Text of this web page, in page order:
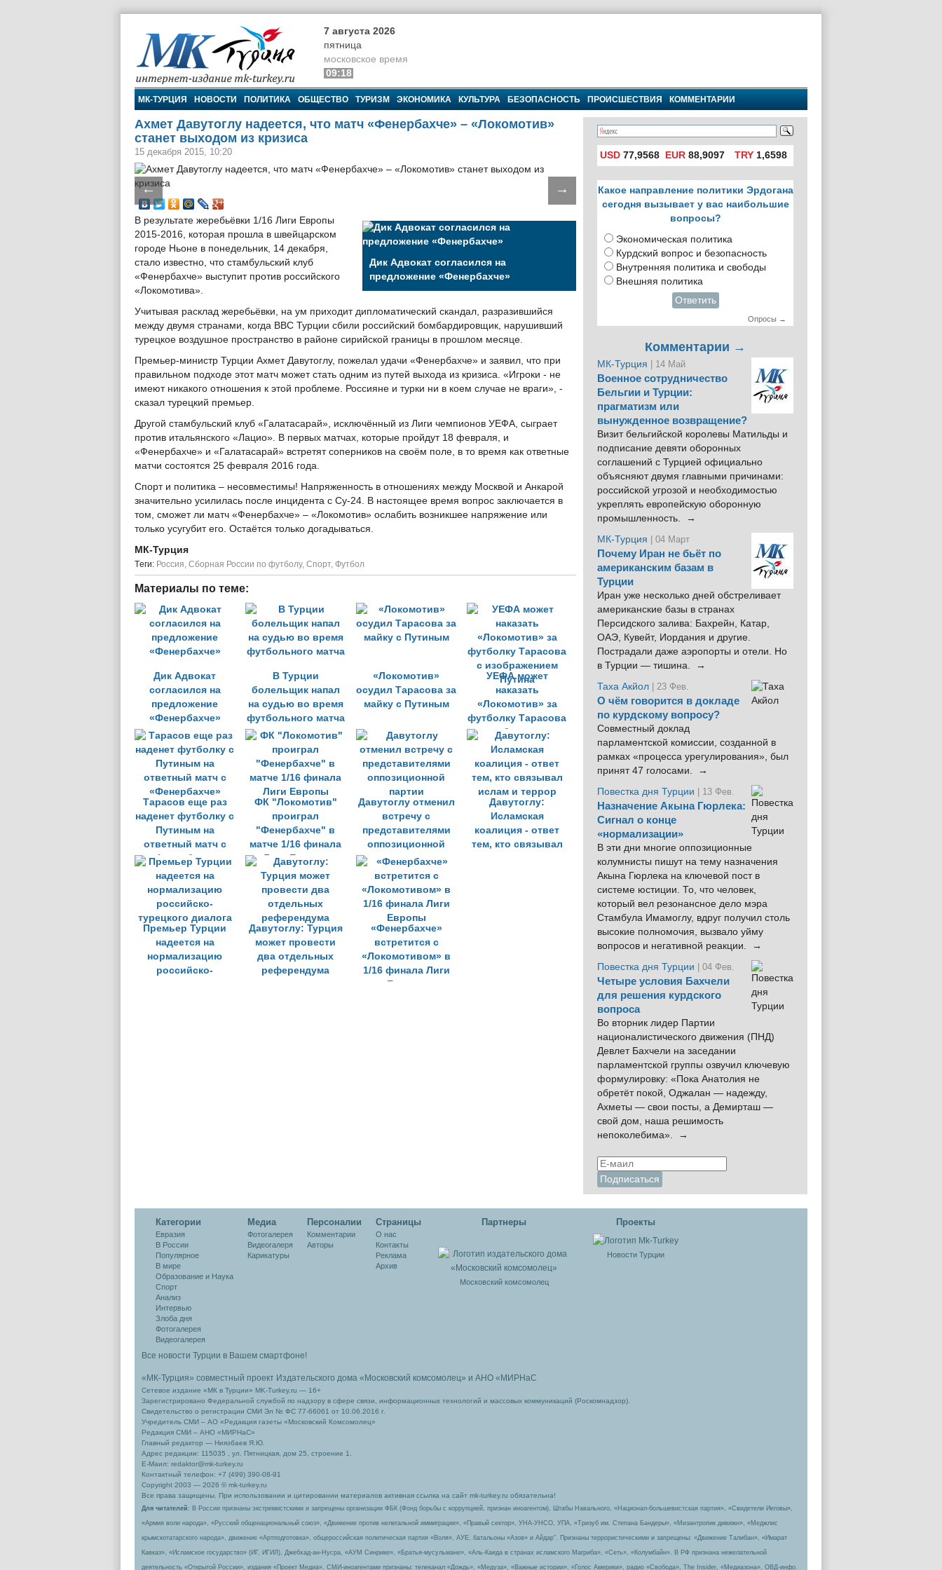
МК-Турция
7 августа 2026
пятница
московское время
09:18
МК-ТУРЦИЯ НОВОСТИ ПОЛИТИКА ОБЩЕСТВО ТУРИЗМ ЭКОНОМИКА КУЛЬТУРА БЕЗОПАСНОСТЬ ПРОИСШЕСТВИЯ КОММЕНТАРИИ
Ахмет Давутоглу надеется, что матч «Фенербахче» – «Локомотив»
станет выходом из кризиса
15 декабря 2015, 10:20
← →
Дик Адвокат согласился на
предложение «Фенербахче»
В результате жеребьёвки 1/16 Лиги Европы
2015-2016, которая прошла в швейцарском
городе Ньоне в понедельник, 14 декабря,
стало известно, что стамбульский клуб
«Фенербахче» выступит против российского
«Локомотива».
Учитывая расклад жеребьёвки, на ум приходит дипломатический скандал, разразившийся
между двумя странами, когда ВВС Турции сбили российский бомбардировщик, нарушивший
турецкое воздушное пространство в районе сирийской границы в прошлом месяце.
Премьер-министр Турции Ахмет Давутоглу, пожелал удачи «Фенербахче» и заявил, что при
правильном подходе этот матч может стать одним из путей выхода из кризиса. «Игроки - не
имеют никакого отношения к этой проблеме. Россияне и турки ни в коем случае не враги», -
сказал турецкий премьер.
Другой стамбульский клуб «Галатасарай», исключённый из Лиги чемпионов УЕФА, сыграет
против итальянского «Лацио». В первых матчах, которые пройдут 18 февраля, и
«Фенербахче» и «Галатасарай» встретят соперников на своём поле, в то время как ответные
матчи состоятся 25 февраля 2016 года.
Спорт и политика – несовместимы! Напряженность в отношениях между Москвой и Анкарой
значительно усилилась после инцидента с Су-24. В настоящее время вопрос заключается в
том, сможет ли матч «Фенербахче» – «Локомотив» ослабить возникшее напряжение или
только усугубит его. Остаётся только догадываться.
МК-Турция
Tеги: Россия, Сборная России по футболу, Спорт, Футбол
Материалы по теме:
Дик Адвокат
согласился на
предложение
«Фенербахче»
В Турции
болельщик напал
на судью во время
футбольного матча
«Локомотив»
осудил Тарасова за
майку с Путиным
УЕФА может
наказать
«Локомотив» за
футболку Тарасова
с изображением
Путина
Тарасов еще раз
наденет футболку с
Путиным на
ответный матч с
«Фенербахче»
ФК "Локомотив"
проиграл
"Фенербахче" в
матче 1/16 финала
Лиги Европы
Давутоглу отменил
встречу с
представителями
оппозиционной
партии
Давутоглу:
Исламская
коалиция - ответ
тем, кто связывал
Премьер Турции
надеется на
нормализацию
российско-
Давутоглу: Турция
может провести
два отдельных
референдума
«Фенербахче»
встретится с
«Локомотивом» в
1/16 финала Лиги
Европы
USD 77,9568 EUR 88,9097 TRY1,6598
Какое направление политики Эрдогана
сегодня вызывает у вас наибольшие
вопросы?
Экономическая политика
Курдский вопрос и безопасность
Внутренняя политика и свободы
Внешняя политика
Ответить
Опросы →
Комментарии →
МК-Турция | 14 Май
Военное сотрудничество
Бельгии и Турции:
прагматизм или
вынужденное возвращение?
Визит бельгийской королевы Матильды и
подписание девяти оборонных
соглашений с Турцией официально
объясняют двумя главными причинами:
российской угрозой и необходимостью
укреплять европейскую оборонную
промышленность. →
МК-Турция
| 04 Март
Почему Иран не бьёт по
американским базам в
Турции
Иран уже несколько дней обстреливает
американские базы в странах
Персидского залива: Бахрейн, Катар,
ОАЭ, Кувейт, Иордания и другие.
Пострадали даже аэропорты и отели. Но
в Турции — тишина. →
Таха Акйол | 23 Фев.
О чём говорится в докладе
по курдскому вопросу?
Совместный доклад
парламентской комиссии, созданной в
рамках «процесса урегулирования», был
принят 47 голосами. →
Повестка дня Турции
| 13 Фев.
Назначение Акына Гюрлека:
Сигнал о конце
«нормализации»
В эти дни многие оппозиционные
колумнисты пишут на тему назначения
Акына Гюрлека на ключевой пост в
системе юстиции. То, что человек,
который вел резонансное дело мэра
Стамбула Имамоглу, вдруг получил столь
высокие полномочия, вызвало уйму
вопросов и негативной реакции. →
Повестка дня Турции
| 04 Фев.
Четыре условия Бахчели
для решения курдского
вопроса
Во вторник лидер Партии
националистического движения (ПНД)
Девлет Бахчели на заседании
парламентской группы озвучил ключевую
формулировку: «Пока Анатолия не
обретёт покой, Оджалан — надежду,
Ахметы — свои посты, а Демирташ —
свой дом, наша решимость
непоколебима». →
Категории
Евразия
В России
Популярное
В мире
Образование и Наука
Спорт
Анализ
Интервью
Злоба дня
Фотогалерея
Видеогалерея
Медиа
Фотогалерея
Видеогалеря
Карикатуры
Персоналии
Комментарии
Авторы
Cтраницы
О нас
Контакты
Реклама
Архив
Партнеры
Московский комсомолец
Проекты
Новости Турции
Все новости Турции в Вашем смартфоне!
«МК-Турция» совместный проект Издательского дома «Московский комсомолец» и АНО «МИРНаС
Сетевое издание «МК в Турции» MK-Turkey.ru — 16+
Зарегистрировано Федеральной службой по надзору в сфере связи, информационных технологий и массовых коммуникаций (Роскомнадзор).
Свидетельство о регистрации СМИ Эл № ФС 77-66061 от 10.06.2016 г.
Учредитель СМИ – АО «Редакция газеты «Московский Комсомолец»
Редакция СМИ – АНО «МИРНаС»
Главный редактор — Ниязбаев Я.Ю.
Адрес редакции: 115035 , ул. Пятницкая, дом 25, строение 1.
Е-Маил: redaktor@mk-turkey.ru
Контактный телефон: +7 (499) 390-08-91
Copyright 2003 — 2026 © mk-turkey.ru
Все права защищены. При использовании и цитировании материалов активная ссылка на сайт mk-turkey.ru обязательна!
Для читателей : В России признаны экстремистскими и запрещены организации ФБК (Фонд борьбы с коррупцией, признан иноагентом), Штабы Навального, «Национал-большевистская партия», «Свидетели Иеговы»,
«Армия воли народа», «Русский общенациональный союз», «Движение против нелегальной иммиграции», «Правый сектор», УНА-УНСО, УПА, «Тризуб им. Степана Бандеры», «Мизантропик дивижн», «Меджлис
крымскотатарского народа», движение «Артподготовка», общероссийская политическая партия «Воля», АУЕ, батальоны «Азов» и Айдар″. Признаны террористическими и запрещены: «Движение Талибан», «Имарат
Кавказ», «Исламское государство» (ИГ, ИГИЛ), Джебхад-ан-Нусра, «АУМ Синрике», «Братья-мусульмане», «Аль-Каида в странах исламского Магриба», «Сеть», «Колумбайн». В РФ признана нежелательной
деятельность «Открытой России», издания «Проект Медиа». СМИ-иноагентами признаны: телеканал «Дождь», «Медуза», «Важные истории», «Голос Америки», радио «Свобода», The Insider, «Медиазона», ОВД-инфо.